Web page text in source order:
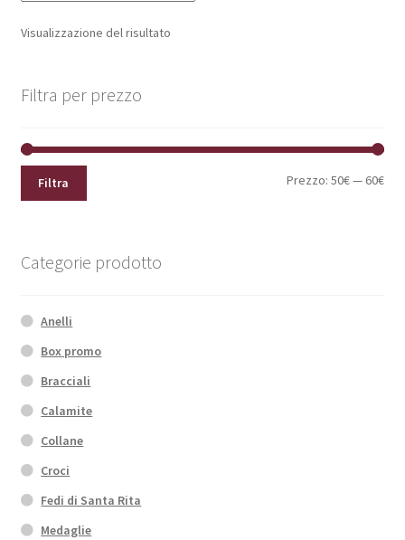
Visualizzazione del risultato
Filtra per prezzo
Filtra Prezzo:50€— 60€
Categorie prodotto
Anelli
Box promo
Bracciali
Calamite
Collane
Croci
Fedi di Santa Rita
Medaglie